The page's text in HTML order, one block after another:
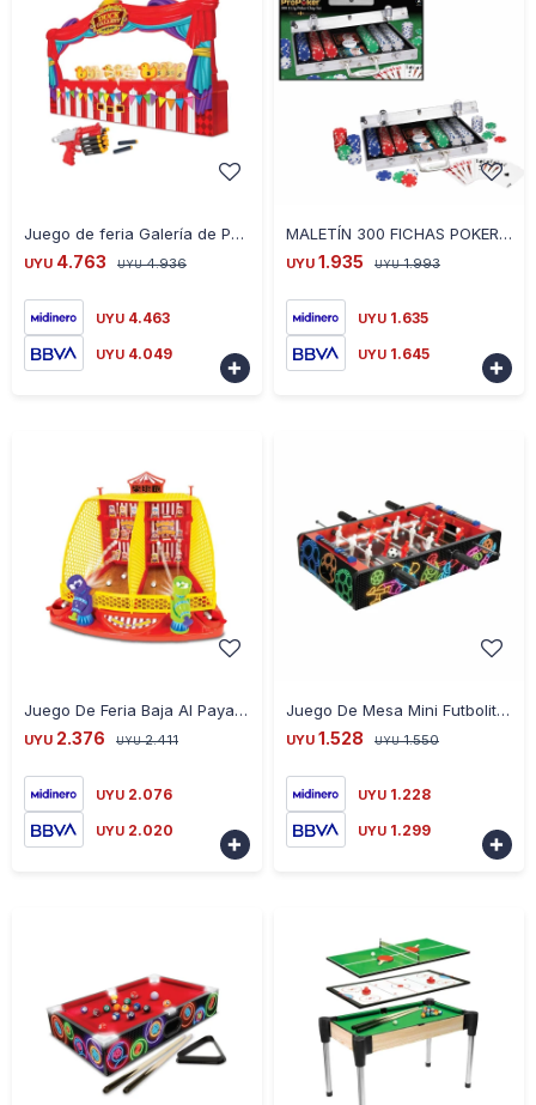
Juego de feria Galería de Patos Gigante 51504 electrónico ub - ROJO
UYU 4.763 UYU 4.936
UYU 4.463
UYU 4.049

MALETÍN 300 FICHAS POKER 51499 CON ACCESORIOS - NEGRO
UYU 1.935 UYU 1.993
UYU 1.635
UYU 1.645

Juego De Feria Baja Al Payaso Electrónico 1Vs1 Con Sonido Ub - AMARILLO
UYU 2.376 UYU 2.411
UYU 2.076
UYU 2.020

Juego De Mesa Mini Futbolito Neón 51505 Para 2 Jugadores Ub - ROJO
UYU 1.528 UYU 1.550
UYU 1.228
UYU 1.299
